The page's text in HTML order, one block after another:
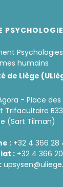
humains
de Liège
- Place
Trifacultaire B33
(Sart Tilman)
: +32 4 366 28
: +32 4 366 20